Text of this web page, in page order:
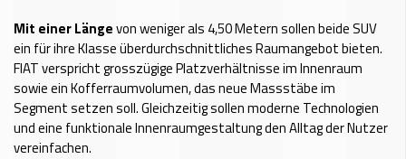
Mit einer Längevon weniger als 4,50 Metern sollen beide SUV
ein für ihre Klasse überdurchschnittliches Raumangebot bieten.
FIAT verspricht grosszügige Platzverhältnisse im Innenraum
sowie ein Kofferraumvolumen, das neue Massstäbe im
Segment setzen soll. Gleichzeitig sollen moderne Technologien
und eine funktionale Innenraumgestaltung den Alltag der Nutzer
vereinfachen.